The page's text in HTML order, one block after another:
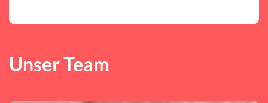
Unser Team